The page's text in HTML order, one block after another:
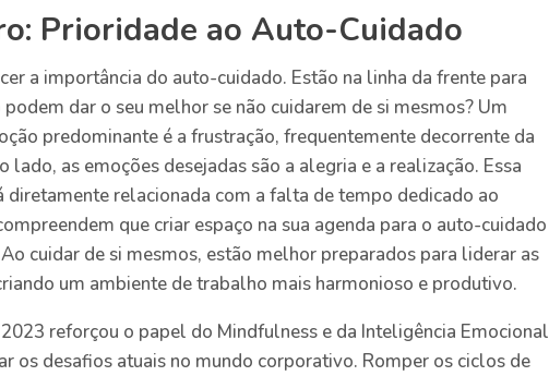
Prioridade ao Auto-Cuidado
a importância do auto-cuidado. Estão na linha da frente para
dar o seu melhor se não cuidarem de si mesmos? Um
predominante é a frustração, frequentemente decorrente da
as emoções desejadas são a alegria e a realização. Essa
diretamente relacionada com a falta de tempo dedicado ao
que criar espaço na sua agenda para o auto-cuidado
cuidar de si mesmos, estão melhor preparados para liderar as
um ambiente de trabalho mais harmonioso e produtivo.
reforçou o papel do Mindfulness e da Inteligência Emocional
os desafios atuais no mundo corporativo. Romper os ciclos de